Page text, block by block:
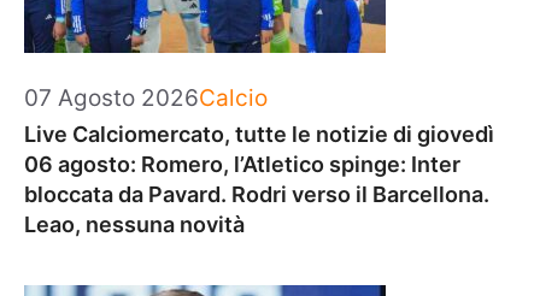
07 Agosto 2026Categorie
Calcio
Live Calciomercato, tutte le notizie di giovedì
06 agosto: Romero, l’Atletico spinge: Inter
bloccata da Pavard. Rodri verso il Barcellona.
Leao, nessuna novità